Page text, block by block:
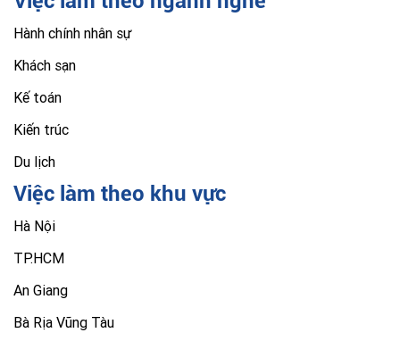
Hành chính nhân sự
Khách sạn
Kế toán
Kiến trúc
Du lịch
Việc làm theo khu vực
Hà Nội
TP.HCM
An Giang
Bà Rịa Vũng Tàu